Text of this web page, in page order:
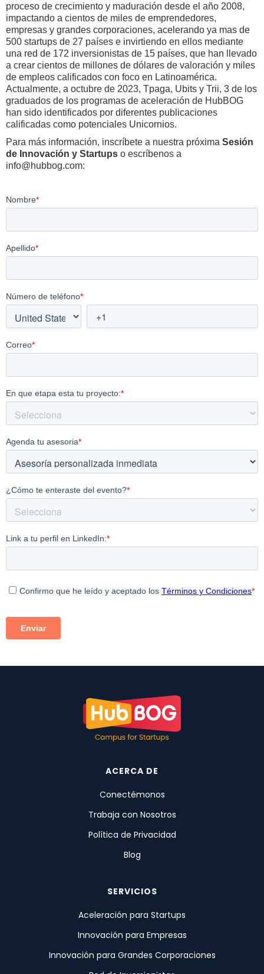
proceso de crecimiento y maduración desde el año 2008,
impactando a cientos de miles de emprendedores,
empresas y grandes corporaciones, acelerando ya mas de
500 startups de 27 países e invirtiendo en ellos mediante
una red de 172 inversionistas de 15 países, que han llevado
a crear cientos de millones de dólares de valoración y miles
de empleos calificados con foco en Latinoamérica.
Actualmente, a octubre de 2023, Tpaga, Ubits y Trii, 3 de los
graduados de los programas de aceleración de HubBOG
han sido identificados por diferentes publicaciones
calificadas como potenciales Unicornios.
Para más información, inscríbete a nuestra próxima Sesión
de Innovación y Startups o escríbenos a
info@hubbog.com:
ACERCA DE
Conectémonos
Trabaja con Nosotros
Política de Privacidad
Blog
SERVICIOS
Aceleración para Startups
Innovación para Empresas
Innovación para Grandes Corporaciones